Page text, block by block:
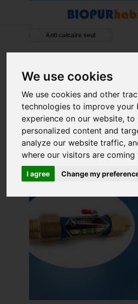
We use cookies
We use cookies and other
technologies to improve your
experience on our website, to
personalized content and
analyze our website traffic,
where our visitors are coming
I agree Change my
Anti calcaire seul
livraisons le 11